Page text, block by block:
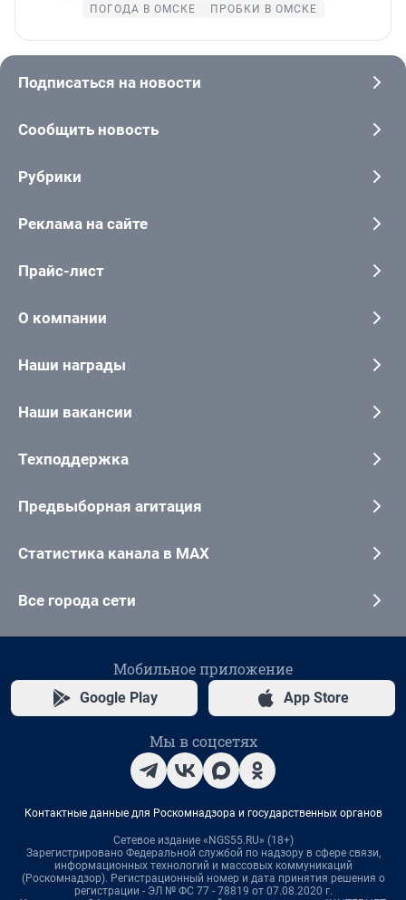
ПОГОДА В ОМСКЕ
ПРОБКИ В ОМСКЕ
Подписаться на новости
Сообщить новость
Рубрики
Реклама на сайте
Прайс-лист
О компании
Наши награды
Наши вакансии
Техподдержка
Предвыборная агитация
Статистика канала в MAX
Все города сети
Мобильное приложение
Google Play App Store
Мы в соцсетях
Контактные данные для Роскомнадзора и государственных органов
Сетевое издание «NGS55.RU» (18+)
Зарегистрировано Федеральной службой по надзору в сфере связи,
информационных технологий и массовых коммуникаций
(Роскомнадзор). Регистрационный номер и дата принятия решения о
регистрации - ЭЛ № ФС 77 - 78819 от 07.08.2020 г.